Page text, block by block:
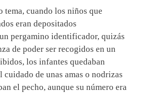
tema, cuando los niños que
eran depositados
pergamino identificador, quizás
de poder ser recogidos en un
los infantes quedaban
de unas amas o nodrizas
el pecho, aunque su número era